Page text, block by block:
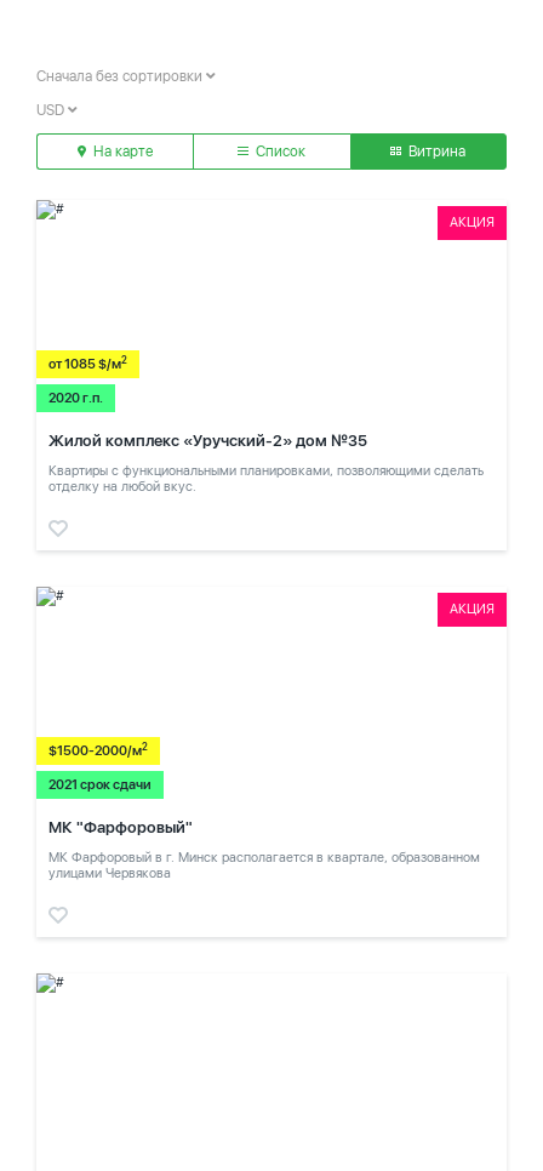
Сначала без сортировки
USD
На карте Список Витрина
АКЦИЯ
от 1085 $/м2
2020 г.п.
Жилой комплекс «Уручский-2» дом №35
Квартиры с функциональными планировками, позволяющими сделать
отделку на любой вкус.
АКЦИЯ
$1500-2000/м2
2021 срок сдачи
МК "Фарфоровый"
МК Фарфоровый в г. Минск располагается в квартале, образованном
улицами Червякова